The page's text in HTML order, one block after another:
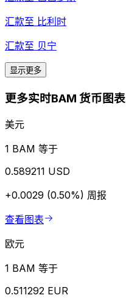
汇款至 比利时
汇款至 贝宁
显示更多
更多实时BAM 货币图表
美元
1 BAM 等于
0.589211 USD
+0.0029 (0.50%) 周报
查看图表
欧元
1 BAM 等于
0.511292 EUR